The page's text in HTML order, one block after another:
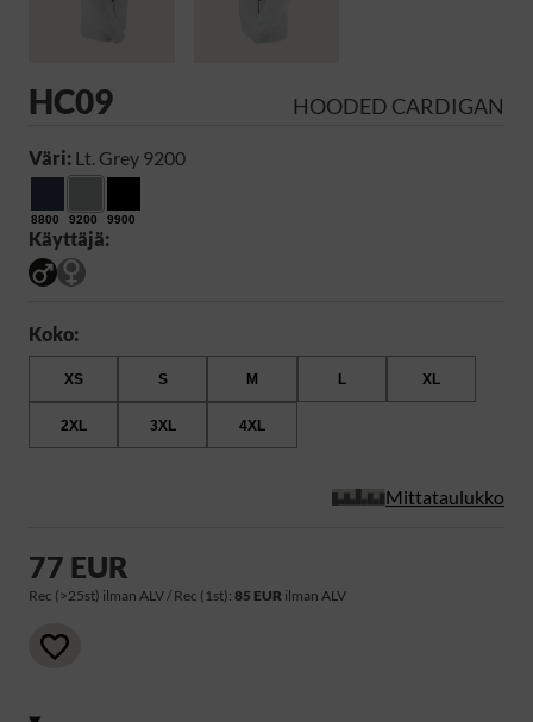
HC09 HOODED CARDIGAN
Väri: Lt. Grey 9200
8800 9200 9900
Käyttäjä:
Koko:
XS S M L XL
2XL 3XL 4XL
Mittataulukko
77 EUR
Rec (>25st) ilman ALV / Rec (1st): 85 EUR ilman ALV